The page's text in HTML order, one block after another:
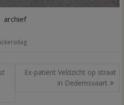
archief
Ex-patiënt Veldzicht op straat
in Dedemsvaart